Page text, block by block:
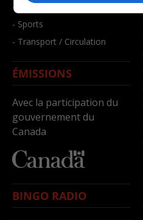
- Santé et bien-être
- Sports
- Transport / Circulation
ÉMISSIONS
Avec la participation du
gouvernement du
Canada
BINGO RADIO